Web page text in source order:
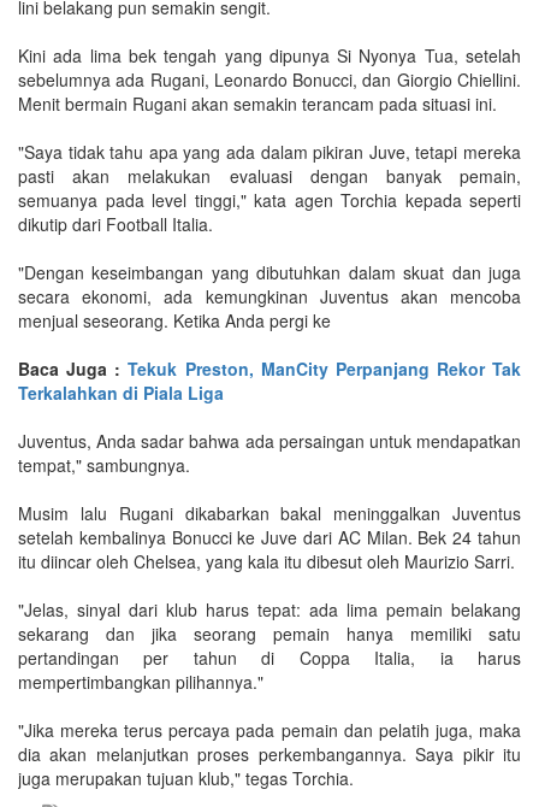
lini belakang pun semakin sengit.
Kini ada lima bek tengah yang dipunya Si Nyonya Tua, setelah
sebelumnya ada Rugani, Leonardo Bonucci, dan Giorgio Chiellini.
Menit bermain Rugani akan semakin terancam pada situasi ini.
"Saya tidak tahu apa yang ada dalam pikiran Juve, tetapi mereka
pasti akan melakukan evaluasi dengan banyak pemain,
semuanya pada level tinggi," kata agen Torchia kepada seperti
dikutip dari Football Italia.
"Dengan keseimbangan yang dibutuhkan dalam skuat dan juga
secara ekonomi, ada kemungkinan Juventus akan mencoba
menjual seseorang. Ketika Anda pergi ke
Baca Juga :Tekuk Preston, ManCity Perpanjang Rekor Tak
Terkalahkan di Piala Liga
Juventus, Anda sadar bahwa ada persaingan untuk mendapatkan
tempat," sambungnya.
Musim lalu Rugani dikabarkan bakal meninggalkan Juventus
setelah kembalinya Bonucci ke Juve dari AC Milan. Bek 24 tahun
itu diincar oleh Chelsea, yang kala itu dibesut oleh Maurizio Sarri.
"Jelas, sinyal dari klub harus tepat: ada lima pemain belakang
sekarang dan jika seorang pemain hanya memiliki satu
pertandingan per tahun di Coppa Italia, ia harus
mempertimbangkan pilihannya."
"Jika mereka terus percaya pada pemain dan pelatih juga, maka
dia akan melanjutkan proses perkembangannya. Saya pikir itu
juga merupakan tujuan klub," tegas Torchia.